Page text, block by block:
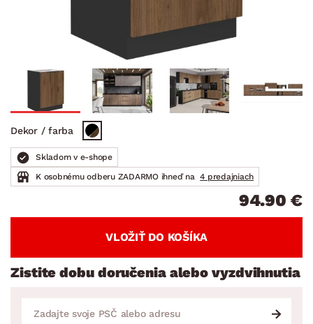
Dekor / farba
Skladom v e-shope
K osobnému odberu ZADARMO ihneď na 4 predajniach
94.90 €
VLOŽIŤ DO KOŠÍKA
Zistite dobu doručenia alebo vyzdvihnutia